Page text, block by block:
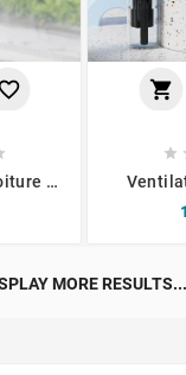
À


MORE RESULTS...